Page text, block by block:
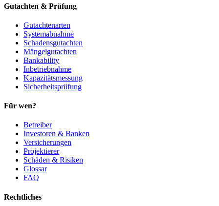
Gutachten & Prüfung
Gutachtenarten
Systemabnahme
Schadensgutachten
Mängelgutachten
Bankability
Inbetriebnahme
Kapazitätsmessung
Sicherheitsprüfung
Für wen?
Betreiber
Investoren & Banken
Versicherungen
Projektierer
Schäden & Risiken
Glossar
FAQ
Rechtliches